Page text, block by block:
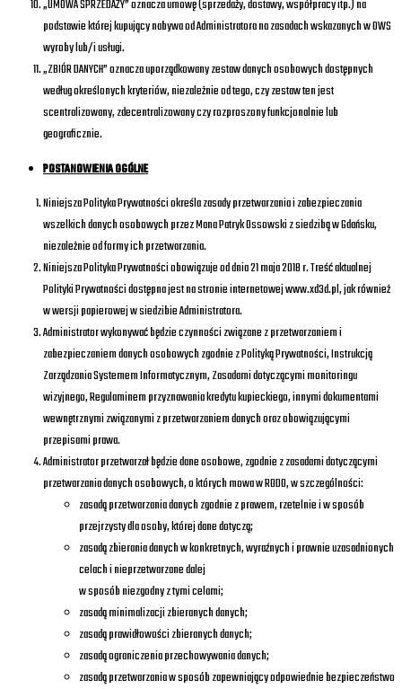
„UMOWA SPRZEDAŻY” oznacza umowę (sprzedaży, dostawy, współpracy itp.) na
podstawie której kupujący nabywa od Administratora na zasadach wskazanych w OWS
wyroby lub/i usługi.
„ZBIÓR DANYCH” oznacza uporządkowany zestaw danych osobowych dostępnych
według określonych kryteriów, niezależnie od tego, czy zestaw ten jest
scentralizowany, zdecentralizowany czy rozproszony funkcjonalnie lub
geograficznie.
POSTANOWIENIA OGÓLNE
Niniejsza Polityka Prywatności określa zasady przetwarzania i zabezpieczania
wszelkich danych osobowych przez Mana Patryk Ossowski z siedzibą w Gdańsku,
niezależnie od formy ich przetwarzania.
Niniejsza Polityka Prywatności obowiązuje od dnia 21 maja 2018 r. Treść aktualnej
Polityki Prywatności dostępna jest na stronie internetowej www.xd3d.pl, jak również
w wersji papierowej w siedzibie Administratora.
Administrator wykonywać będzie czynności związane z przetwarzaniem i
zabezpieczaniem danych osobowych zgodnie z Polityką Prywatności, Instrukcją
Zarządzania Systemem Informatycznym, Zasadami dotyczącymi monitoringu
wizyjnego, Regulaminem przyznawania kredytu kupieckiego, innymi dokumentami
wewnętrznymi związanymi z przetwarzaniem danych oraz obowiązującymi
przepisami prawa.
Administrator przetwarzał będzie dane osobowe, zgodnie z zasadami dotyczącymi
przetwarzania danych osobowych, o których mowa w RODO, w szczególności:
zasadą przetwarzania danych zgodnie z prawem, rzetelnie i w sposób
przejrzysty dla osoby, której dane dotyczą;
zasadą zbierania danych w konkretnych, wyraźnych i prawnie uzasadnionych
celach i nieprzetwarzane dalej
w sposób niezgodny z tymi celami;
zasadą minimalizacji zbieranych danych;
zasadą prawidłowości zbieranych danych;
zasadą ograniczenia przechowywania danych;
zasadą przetwarzania w sposób zapewniający odpowiednie bezpieczeństwo